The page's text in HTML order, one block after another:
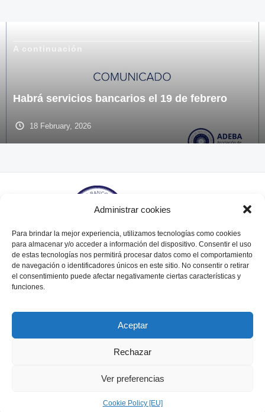
Administrar cookies
Para brindar la mejor experiencia, utilizamos tecnologías como cookies
para almacenar y/o acceder a información del dispositivo. Consentir el uso
de estas tecnologías nos permitirá procesar datos como el comportamiento
de navegación o identificadores únicos en este sitio. No consentir o retirar
el consentimiento puede afectar negativamente ciertas características y
funciones.
Aceptar
Rechazar
Ver preferencias
Cookie Policy [EU]
A continuación
Habrá servicios bancarios el 19 de febrero
18 February, 2026
Tte. Gral. Juan Domingo Perón 564, piso 6° (C1038AAL)
info@adebaargentina.com.ar